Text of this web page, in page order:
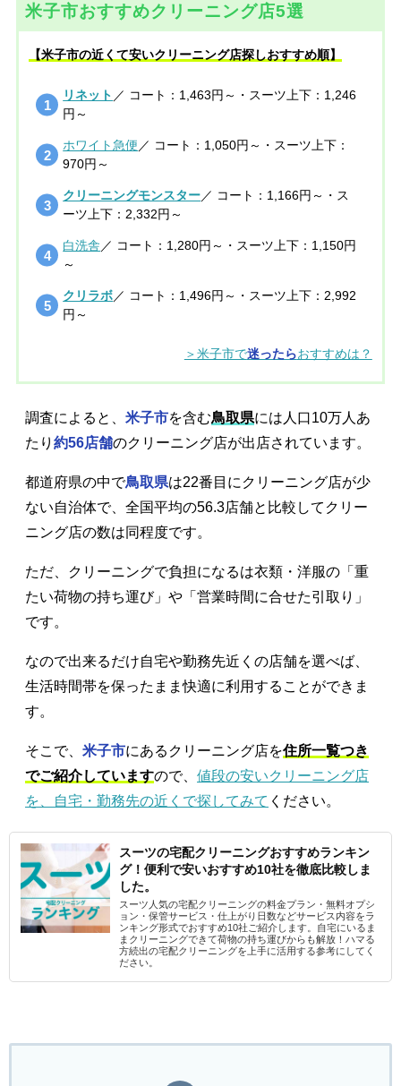
米子市おすすめクリーニング店5選
【米子市の近くて安いクリーニング店探しおすすめ順】
リネット ／ コート：1,463円～・スーツ上下：1,246
円～
ホワイト急便 ／ コート：1,050円～・スーツ上下：
970円～
クリーニングモンスター／ コート：1,166円～・ス
ーツ上下：2,332円～
白洗舎 ／ コート：1,280円～・スーツ上下：1,150円
～
クリラボ／ コート：1,496円～・スーツ上下：2,992
円～
＞米子市で迷ったらおすすめは？
調査によると、 米子市を含む鳥取県には人口10万人あ
たり 約56店舗のクリーニング店が出店されています。
都道府県の中で鳥取県は22番目にクリーニング店が少
ない自治体で、全国平均の56.3店舗と比較してクリー
ニング店の数は同程度です。
ただ、クリーニングで負担になるは衣類・洋服の「重
たい荷物の持ち運び」や「営業時間に合せた引取り」
です。
なので出来るだけ自宅や勤務先近くの店舗を選べば、
生活時間帯を保ったまま快適に利用することができま
す。
そこで、 米子市にあるクリーニング店を住所一覧つき
でご紹介していますので、 値段の安いクリーニング店
を、自宅・勤務先の近くで探してみて ください。
スーツの宅配クリーニングおすすめランキン
グ！便利で安いおすすめ10社を徹底比較しま
した。
スーツ人気の宅配クリーニングの料金プラン・無料オプシ
ョン・保管サービス・仕上がり日数などサービス内容をラ
ンキング形式でおすすめ10社ご紹介します。自宅にいるま
まクリーニングできて荷物の持ち運びからも解放！ハマる
方続出の宅配クリーニングを上手に活用する参考にしてく
ださい。